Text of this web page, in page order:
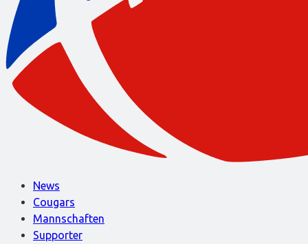
News
Cougars
Mannschaften
Supporter